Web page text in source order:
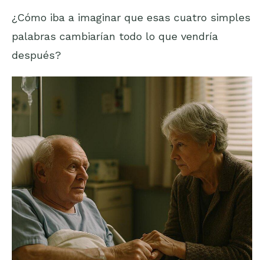
¿Cómo iba a imaginar que esas cuatro simples
palabras cambiarían todo lo que vendría
después?